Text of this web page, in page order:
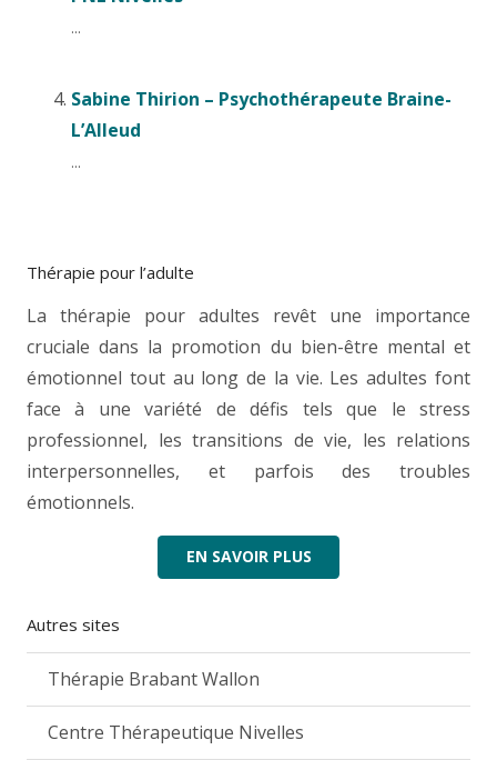
...
Sabine Thirion – Psychothérapeute Braine-
L’Alleud
...
Thérapie pour l’adulte
La thérapie pour adultes revêt une importance
cruciale dans la promotion du bien-être mental et
émotionnel tout au long de la vie. Les adultes font
face à une variété de défis tels que le stress
professionnel, les transitions de vie, les relations
interpersonnelles, et parfois des troubles
émotionnels.
EN SAVOIR PLUS
Autres sites
Thérapie Brabant Wallon
Centre Thérapeutique Nivelles